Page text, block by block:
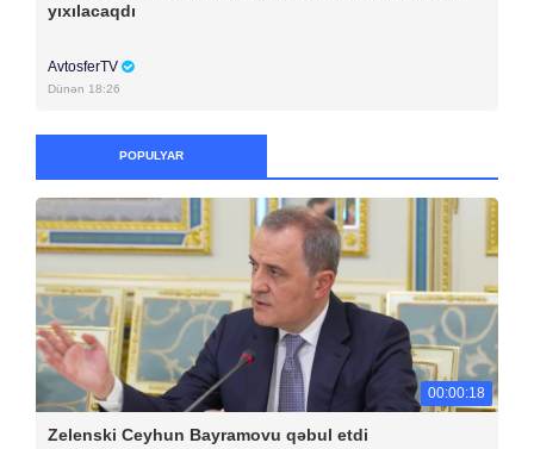
yıxılacaqdı
AvtosferTV
Dünən 18:26
POPULYAR
00:00:18
Zelenski Ceyhun Bayramovu qəbul etdi